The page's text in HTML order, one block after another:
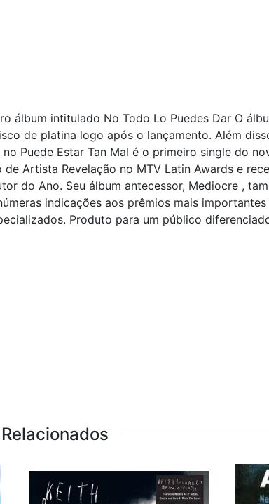
álbum intitulado No Todo Lo Puedes Dar O
de platina logo após o lançamento. Além
Puede Estar Tan Mal é o primeiro single do
Artista Revelação no MTV Latin Awards e
do Ano. Seu álbum antecessor, Mediocre ,
indicações aos prêmios mais
Produto para um público